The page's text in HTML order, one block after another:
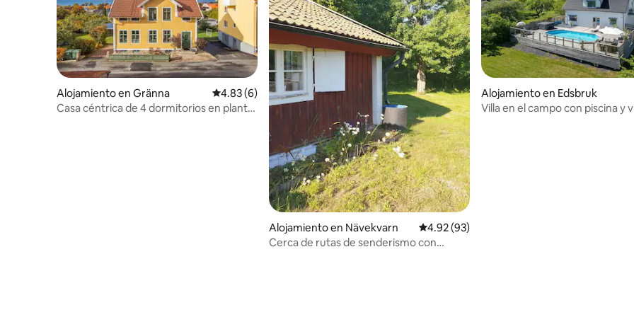
Alojamiento en Gränna Calificación promedio: 4.83 de 5, 6 reseñas
4.83 (6)
Casa céntrica de 4 dormitorios en planta
Alojamiento en Nävekvarn Calificación promedio: 4.92 de 5, 93 reseñas
4.92 (93)
Cerca de rutas de senderismo con
Alojamiento en Edsbruk
Villa en el campo con piscina y